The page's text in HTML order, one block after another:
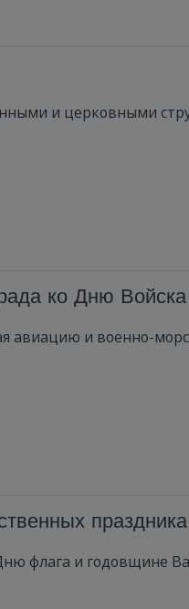
и церковными
ко Дню Войска
авиацию и военно-
праздника
флага и годовщине